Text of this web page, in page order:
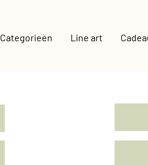
Categorieën Line art